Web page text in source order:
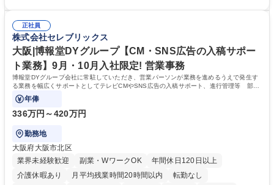
生に関する業務等■健康診断、産業医面談、休職・復職手続き等の労務サ
ポート■社内ルールの運用・各種社内案内■その他、拠点運営に関わる管理
部門業務 募集職種 【大阪/総務・人事（労務）担当者】3Dプリンター事
業/NTTデータG/年休129日
アが磨けます。 ◎NTTデータグループであり福利厚生は充実しているとと
もに、働き方改革も推進しています。 学歴・資格 学歴：大学院 大学 高専
短大 専修学校 語学力： 資格：
正社員
株式会社セレブリックス
大阪|博報堂DYグループ【CM・SNS広告の入稿サポー
ト業務】9月・10月入社限定! 営業事務
博報堂DYグループ会社に常駐していただき、営業パーソンが業務を進めるうえで発生す
る業務を幅広くサポートとしてテレビCMやSNS広告の入稿サポート、進行管理等 部内
アシスタントとしての業務をお任せします。
年俸
336万円～420万円
勤務地
大阪府大阪市北区
業界未経験歓迎
副業・WワークOK
年間休日120日以上
介護休暇あり
月平均残業時間20時間以内
転勤なし